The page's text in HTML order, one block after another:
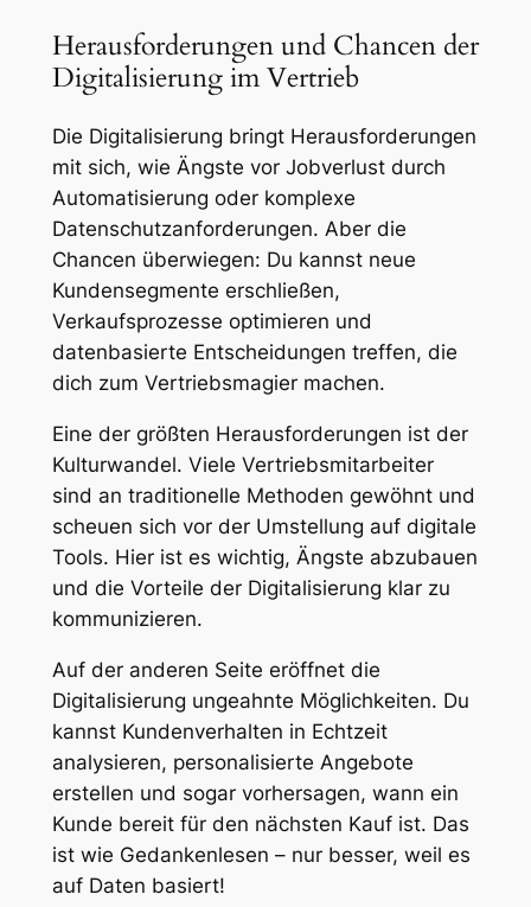
Herausforderungen und Chancen der
Digitalisierung im Vertrieb
Die Digitalisierung bringt Herausforderungen
mit sich, wie Ängste vor Jobverlust durch
Automatisierung oder komplexe
Datenschutzanforderungen. Aber die
Chancen überwiegen: Du kannst neue
Kundensegmente erschließen,
Verkaufsprozesse optimieren und
datenbasierte Entscheidungen treffen, die
dich zum Vertriebsmagier machen.
Eine der größten Herausforderungen ist der
Kulturwandel. Viele Vertriebsmitarbeiter
sind an traditionelle Methoden gewöhnt und
scheuen sich vor der Umstellung auf digitale
Tools. Hier ist es wichtig, Ängste abzubauen
und die Vorteile der Digitalisierung klar zu
kommunizieren.
Auf der anderen Seite eröffnet die
Digitalisierung ungeahnte Möglichkeiten. Du
kannst Kundenverhalten in Echtzeit
analysieren, personalisierte Angebote
erstellen und sogar vorhersagen, wann ein
Kunde bereit für den nächsten Kauf ist. Das
ist wie Gedankenlesen – nur besser, weil es
auf Daten basiert!